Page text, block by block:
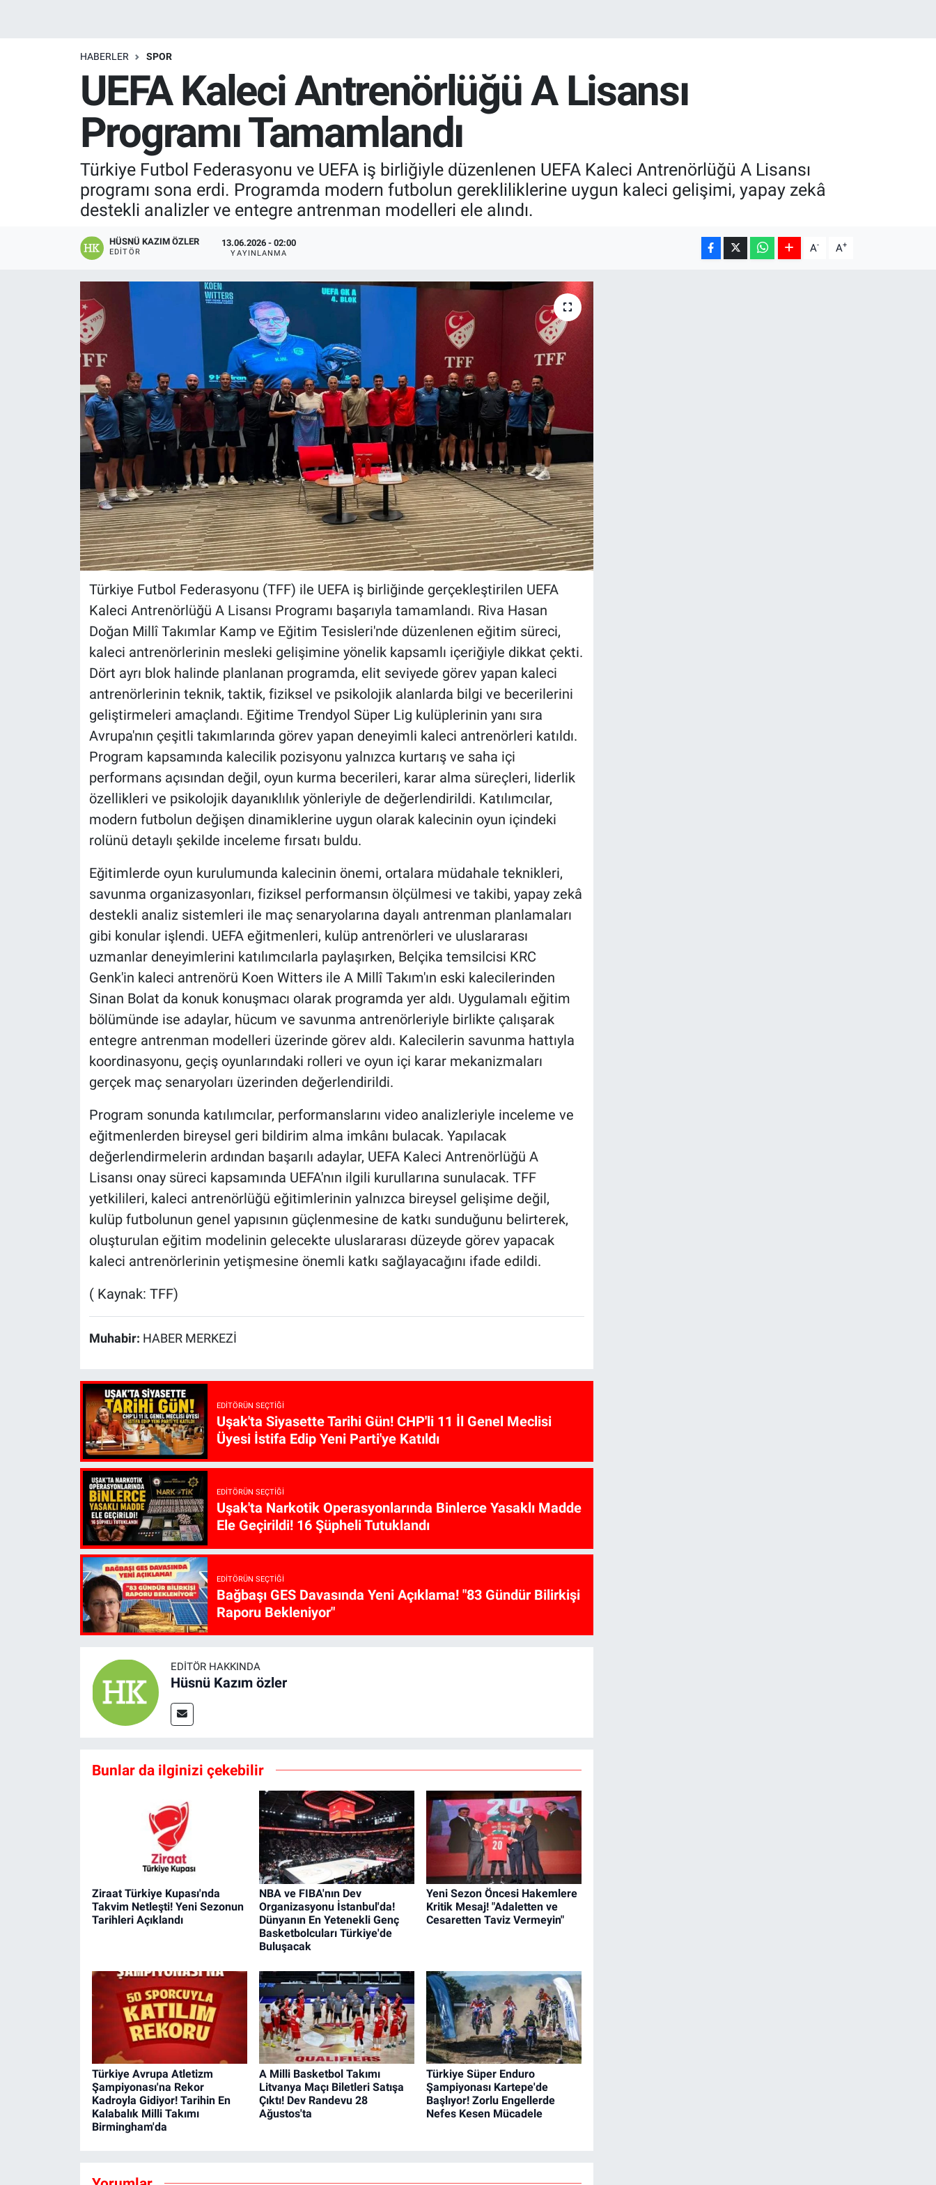
HABERLER SPOR
UEFA Kaleci Antrenörlüğü A Lisansı
Programı Tamamlandı
Türkiye Futbol Federasyonu ve UEFA iş birliğiyle düzenlenen UEFA Kaleci Antrenörlüğü A Lisansı
programı sona erdi. Programda modern futbolun gerekliliklerine uygun kaleci gelişimi, yapay zekâ
destekli analizler ve entegre antrenman modelleri ele alındı.
HÜSNÜ KAZIM ÖZLER
EDITÖR
13.06.2026 - 02:00
YAYINLANMA A- A+
Türkiye Futbol Federasyonu (TFF) ile UEFA iş birliğinde gerçekleştirilen UEFA
Kaleci Antrenörlüğü A Lisansı Programı başarıyla tamamlandı. Riva Hasan
Doğan Millî Takımlar Kamp ve Eğitim Tesisleri'nde düzenlenen eğitim süreci,
kaleci antrenörlerinin mesleki gelişimine yönelik kapsamlı içeriğiyle dikkat çekti.
Dört ayrı blok halinde planlanan programda, elit seviyede görev yapan kaleci
antrenörlerinin teknik, taktik, fiziksel ve psikolojik alanlarda bilgi ve becerilerini
geliştirmeleri amaçlandı. Eğitime Trendyol Süper Lig kulüplerinin yanı sıra
Avrupa'nın çeşitli takımlarında görev yapan deneyimli kaleci antrenörleri katıldı.
Program kapsamında kalecilik pozisyonu yalnızca kurtarış ve saha içi
performans açısından değil, oyun kurma becerileri, karar alma süreçleri, liderlik
özellikleri ve psikolojik dayanıklılık yönleriyle de değerlendirildi. Katılımcılar,
modern futbolun değişen dinamiklerine uygun olarak kalecinin oyun içindeki
rolünü detaylı şekilde inceleme fırsatı buldu.
Eğitimlerde oyun kurulumunda kalecinin önemi, ortalara müdahale teknikleri,
savunma organizasyonları, fiziksel performansın ölçülmesi ve takibi, yapay zekâ
destekli analiz sistemleri ile maç senaryolarına dayalı antrenman planlamaları
gibi konular işlendi. UEFA eğitmenleri, kulüp antrenörleri ve uluslararası
uzmanlar deneyimlerini katılımcılarla paylaşırken, Belçika temsilcisi KRC
Genk'in kaleci antrenörü Koen Witters ile A Millî Takım'ın eski kalecilerinden
Sinan Bolat da konuk konuşmacı olarak programda yer aldı. Uygulamalı eğitim
bölümünde ise adaylar, hücum ve savunma antrenörleriyle birlikte çalışarak
entegre antrenman modelleri üzerinde görev aldı. Kalecilerin savunma hattıyla
koordinasyonu, geçiş oyunlarındaki rolleri ve oyun içi karar mekanizmaları
gerçek maç senaryoları üzerinden değerlendirildi.
Program sonunda katılımcılar, performanslarını video analizleriyle inceleme ve
eğitmenlerden bireysel geri bildirim alma imkânı bulacak. Yapılacak
değerlendirmelerin ardından başarılı adaylar, UEFA Kaleci Antrenörlüğü A
Lisansı onay süreci kapsamında UEFA'nın ilgili kurullarına sunulacak. TFF
yetkilileri, kaleci antrenörlüğü eğitimlerinin yalnızca bireysel gelişime değil,
kulüp futbolunun genel yapısının güçlenmesine de katkı sunduğunu belirterek,
oluşturulan eğitim modelinin gelecekte uluslararası düzeyde görev yapacak
kaleci antrenörlerinin yetişmesine önemli katkı sağlayacağını ifade edildi.
( Kaynak: TFF)
Muhabir: HABER MERKEZİ
EDITÖRÜN SEÇTIĞI
Uşak'ta Siyasette Tarihi Gün! CHP'li 11 İl Genel Meclisi
Üyesi İstifa Edip Yeni Parti'ye Katıldı
EDITÖRÜN SEÇTIĞI
Uşak'ta Narkotik Operasyonlarında Binlerce Yasaklı Madde
Ele Geçirildi! 16 Şüpheli Tutuklandı
EDITÖRÜN SEÇTIĞI
Bağbaşı GES Davasında Yeni Açıklama! "83 Gündür Bilirkişi
Raporu Bekleniyor"
EDITÖR HAKKINDA
Hüsnü Kazım özler
Bunlar da ilginizi çekebilir
Ziraat Türkiye Kupası'nda
Takvim Netleşti! Yeni Sezonun
Tarihleri Açıklandı
NBA ve FIBA'nın Dev
Organizasyonu İstanbul'da!
Dünyanın En Yetenekli Genç
Basketbolcuları Türkiye'de
Buluşacak
Yeni Sezon Öncesi Hakemlere
Kritik Mesaj! "Adaletten ve
Cesaretten Taviz Vermeyin"
Türkiye Avrupa Atletizm
Şampiyonası'na Rekor
Kadroyla Gidiyor! Tarihin En
Kalabalık Milli Takımı
Birmingham'da
A Milli Basketbol Takımı
Litvanya Maçı Biletleri Satışa
Çıktı! Dev Randevu 28
Ağustos'ta
Türkiye Süper Enduro
Şampiyonası Kartepe'de
Başlıyor! Zorlu Engellerde
Nefes Kesen Mücadele
Resmi İlanlar
Son Dakika
Uşak Haberleri